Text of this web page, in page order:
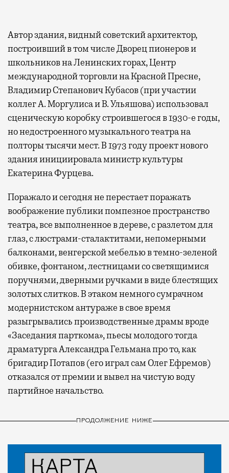
Автор здания, видный советский архитектор,
построивший в том числе Дворец пионеров и
школьников на Ленинских горах, Центр
международной торговли на Красной Пресне,
Владимир Степанович Кубасов (при участии
коллег А. Моргулиса и В. Ульяшова) использовал
сценическую коробку строившегося в 1930-е годы,
но недостроенного музыкального театра на
полторы тысячи мест. В 1973 году проект нового
здания инициировала министр культуры
Екатерина Фурцева.
Поражало и сегодня не перестает поражать
воображение публики помпезное пространство
театра, все выполненное в дереве, с разлетом для
глаз, с люстрами-сталактитами, непомерными
балконами, венгерской мебелью в темно-зеленой
обивке, фонтаном, лестницами со светящимися
поручнями, дверными ручками в виде блестящих
золотых слитков. В этаком немного сумрачном
модернистском антураже в свое время
разыгрывались производственные драмы вроде
«Заседания парткома», пьесы молодого тогда
драматурга Александра Гельмана про то, как
бригадир Потапов (его играл сам Олег Ефремов)
отказался от премии и вывел на чистую воду
партийное начальство.
ПРОДОЛЖЕНИЕ НИЖЕ